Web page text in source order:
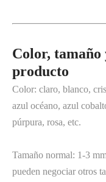
Color, tamaño
producto
Color: claro, blanco,
azul océano, azul
púrpura, rosa, etc.
Tamaño normal: 1-3
pueden negociar otros